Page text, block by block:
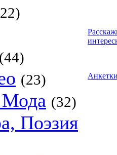
(44)
(23)
Мода (32)
Поэзия